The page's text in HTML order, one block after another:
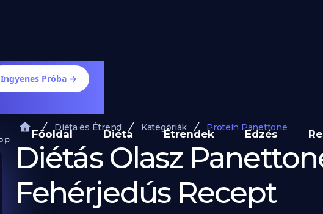
Ingyenes Próba →
Főoldal Diéta Étrendek Edzés
Diéta és Étrend Kategóriák Protein Panettone
Diétás Olasz
Fehérjedús Recept